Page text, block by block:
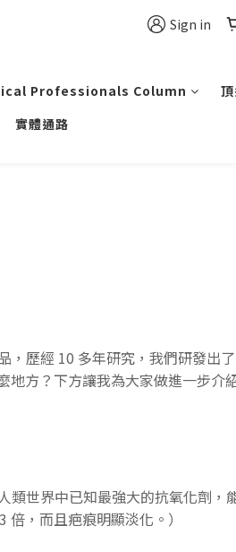
Sign in
Professionals Column
實體通路
歷經 10 多年研究，我們研發出
地方？下方讓我為大家做進一步介
世界中已知最強大的抗氧化劑，
，而且疤痕明顯淡化。）